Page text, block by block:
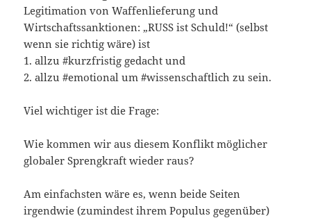
Legitimation von Waffenlieferung und
Wirtschaftssanktionen: „RUSS ist Schuld!“ (selbst
wenn sie richtig wäre) ist
1. allzu #kurzfristig gedacht und
2. allzu #emotional um #wissenschaftlich zu sein.
Viel wichtiger ist die Frage:
Wie kommen wir aus diesem Konflikt möglicher
globaler Sprengkraft wieder raus?
Am einfachsten wäre es, wenn beide Seiten
irgendwie (zumindest ihrem Populus gegenüber)